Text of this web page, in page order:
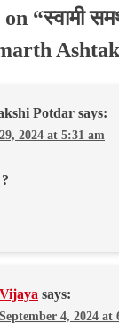
on “स्वामी
Ashtak
Potdar says:
2024 at 5:31 am
Vijaya says:
September 4, 2024 at